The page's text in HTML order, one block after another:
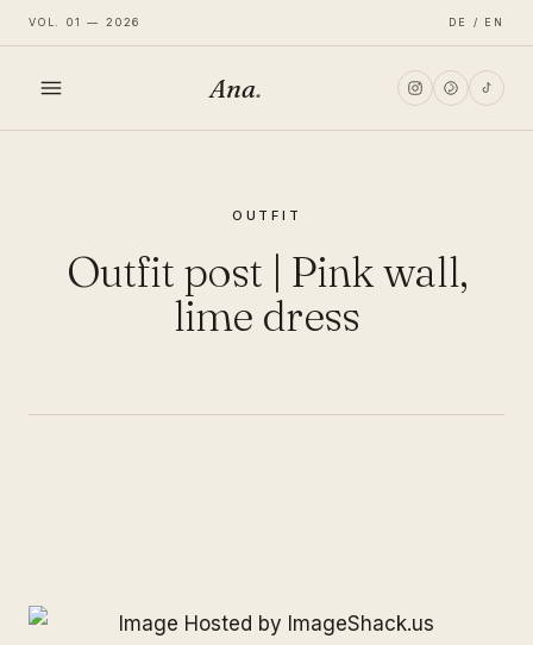
VOL. 01 — 2026 DE / EN
Ana.
OUTFIT
Outfit post | Pink wall,
lime dress